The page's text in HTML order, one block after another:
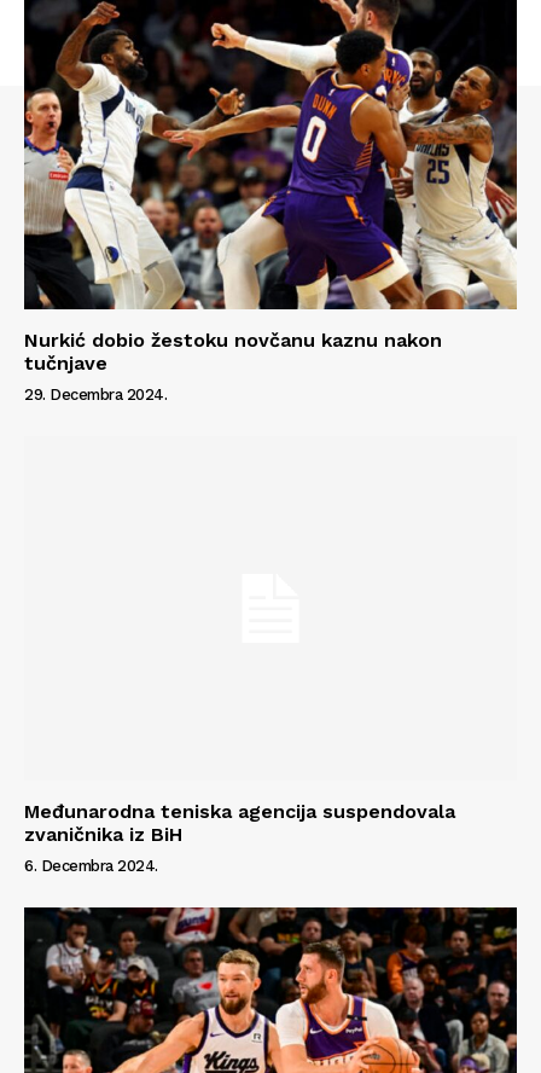
Info
O nama
Kontakt
Impressum
Nurkić dobio žestoku novčanu kaznu nakon
tučnjave
29. Decembra 2024.
Međunarodna teniska agencija suspendovala
zvaničnika iz BiH
6. Decembra 2024.